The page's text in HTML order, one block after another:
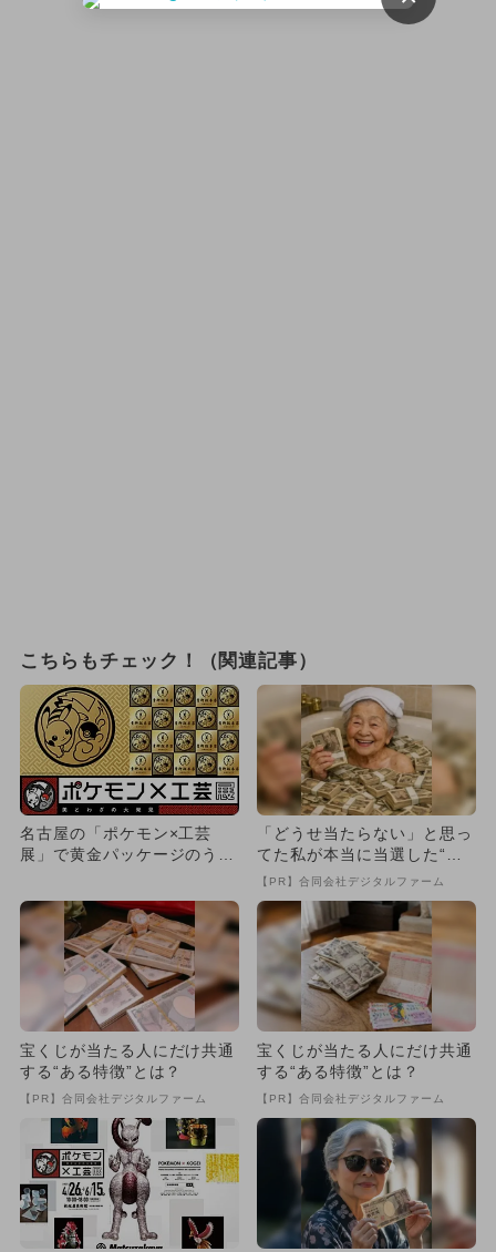
こちらもチェック！（関連記事）
名古屋の「ポケモン×工芸
展」で黄金パッケージのうい
「どうせ当たらない」と思っ
てた私が本当に当選した“買
い方”がこれ
【PR】合同会社デジタルファーム
宝くじが当たる人にだけ共通
する“ある特徴”とは？
【PR】合同会社デジタルファーム
宝くじが当たる人にだけ共通
する“ある特徴”とは？
【PR】合同会社デジタルファーム